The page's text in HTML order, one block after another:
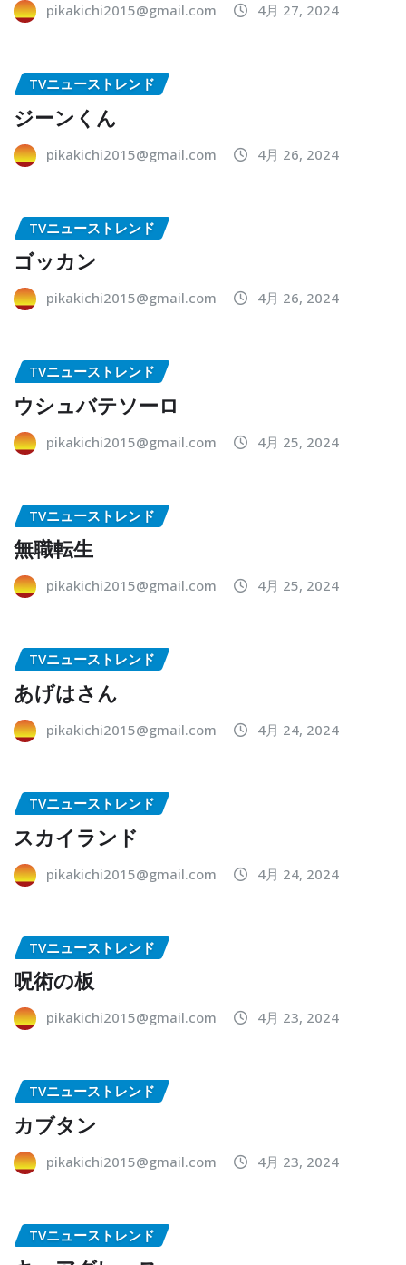
pikakichi2015@gmail.com 4月 27, 2024
TVニューストレンド
ジーンくん
pikakichi2015@gmail.com 4月 26, 2024
TVニューストレンド
ゴッカン
pikakichi2015@gmail.com 4月 26, 2024
TVニューストレンド
ウシュバテソーロ
pikakichi2015@gmail.com 4月 25, 2024
TVニューストレンド
無職転生
pikakichi2015@gmail.com 4月 25, 2024
TVニューストレンド
あげはさん
pikakichi2015@gmail.com 4月 24, 2024
TVニューストレンド
スカイランド
pikakichi2015@gmail.com 4月 24, 2024
TVニューストレンド
呪術の板
pikakichi2015@gmail.com 4月 23, 2024
TVニューストレンド
カブタン
pikakichi2015@gmail.com 4月 23, 2024
TVニューストレンド